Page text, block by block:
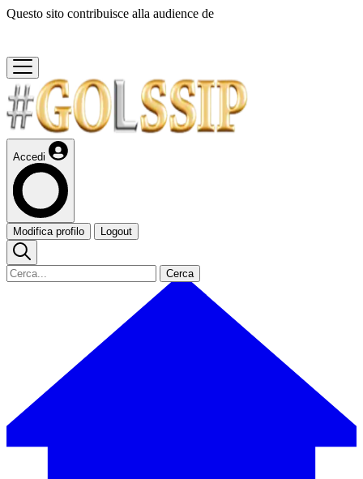
Questo sito contribuisce alla audience de
Accedi
Modifica profilo Logout
Cerca